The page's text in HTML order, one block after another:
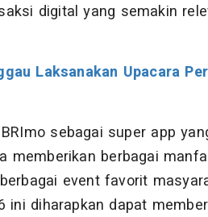
digital yang semakin
Laksanakan Upacara
sebagai super app
memberikan berbagai
event favorit
ini diharapkan dapat